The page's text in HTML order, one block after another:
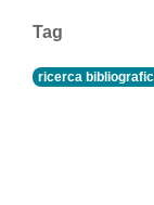
Tag
ricerca